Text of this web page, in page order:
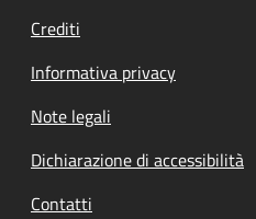
Crediti
Informativa privacy
Note legali
Dichiarazione di accessibilità
Contatti